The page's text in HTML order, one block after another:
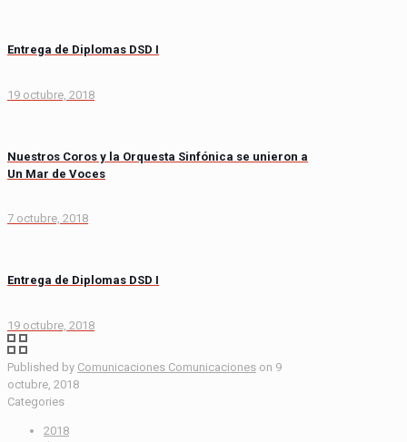
Entrega de Diplomas DSD I
19 octubre, 2018
Nuestros Coros y la Orquesta Sinfónica se unieron a
Un Mar de Voces
7 octubre, 2018
Entrega de Diplomas DSD I
19 octubre, 2018
Published by Comunicaciones Comunicaciones on 9
octubre, 2018
Categories
2018